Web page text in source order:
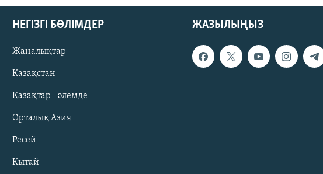
ЖАЗЫЛЫҢЫЗ
НЕГІЗГІ БӨЛІМДЕР
Жаңалықтар
Қазақстан
Қазақтар - әлемде
Орталық Азия
Ресей
Қытай